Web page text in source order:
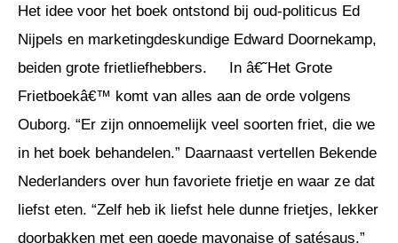
Het idee voor het boek ontstond bij oud-politicus Ed
Nijpels en marketingdeskundige Edward Doornekamp,
beiden grote frietliefhebbers. In â€˜Het Grote
Frietboekâ€™ komt van alles aan de orde volgens
Ouborg. “Er zijn onnoemelijk veel soorten friet, die we
in het boek behandelen.” Daarnaast vertellen Bekende
Nederlanders over hun favoriete frietje en waar ze dat
liefst eten. “Zelf heb ik liefst hele dunne frietjes, lekker
doorbakken met een goede mayonaise of satésaus.”